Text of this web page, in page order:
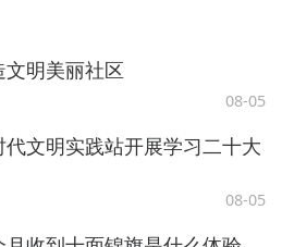
明美丽社区
08-05
文明实践站开展学习二十大
08-05